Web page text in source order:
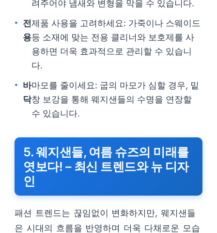
려주어야 냄새와 변형을 막을 수 있습니다.
전
용
제품 사용을 고려하세요: 가죽이나 스웨이드
등 소재에 맞는 전용 클리너와 보호제를 사
용하면 더욱 효과적으로 관리할 수 있습니
다.
바
닥
마모를 줄이세요: 굽의 마모가 심할 경우, 밑
창 보강을 통해 웨지샌들의 수명을 연장할
수 있습니다.
5. 웨지샌들, 여름 슈즈의 미래를
엿보다! – 최신 트렌드와 뉴 디자
인
패션 트렌드는 끊임없이 변화하지만, 웨지샌들
은 시대의 흐름을 반영하며 더욱 다채로운 모습